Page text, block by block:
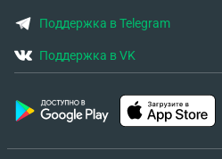
Поддержка в Telegram
Поддержка в VK